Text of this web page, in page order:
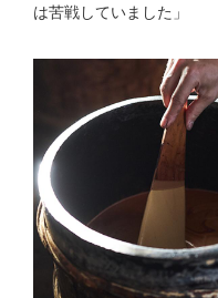
は苦戦していました」